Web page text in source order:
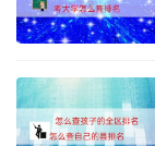
第三步
第四步